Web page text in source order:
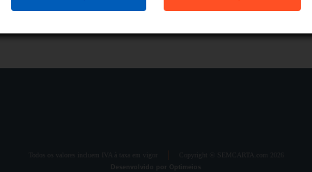
Todos os valores incluem IVA à taxa em vigor Copyright © SEMCARTA.com 2026
Desenvolvido por Optimeios